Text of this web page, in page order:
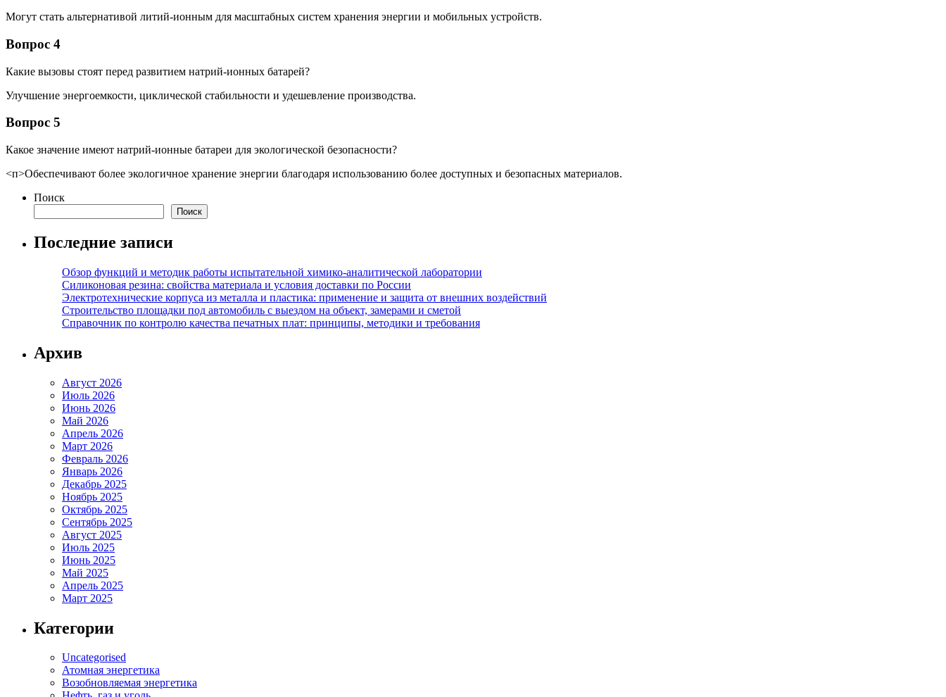
Могут стать альтернативой литий-ионным для масштабных систем хранения энергии и мобильных устройств.
Вопрос 4
Какие вызовы стоят перед развитием натрий-ионных батарей?
Улучшение энергоемкости, циклической стабильности и удешевление производства.
Вопрос 5
Какое значение имеют натрий-ионные батареи для экологической безопасности?
<п>Обеспечивают более экологичное хранение энергии благодаря использованию более доступных и безопасных материалов.
Поиск
Поиск
Последние записи
Обзор функций и методик работы испытательной химико-аналитической лаборатории
Силиконовая резина: свойства материала и условия доставки по России
Электротехнические корпуса из металла и пластика: применение и защита от внешних воздействий
Строительство площадки под автомобиль с выездом на объект, замерами и сметой
Справочник по контролю качества печатных плат: принципы, методики и требования
Архив
Август 2026
Июль 2026
Июнь 2026
Май 2026
Апрель 2026
Март 2026
Февраль 2026
Январь 2026
Декабрь 2025
Ноябрь 2025
Октябрь 2025
Сентябрь 2025
Август 2025
Июль 2025
Июнь 2025
Май 2025
Апрель 2025
Март 2025
Категории
Uncategorised
Атомная энергетика
Возобновляемая энергетика